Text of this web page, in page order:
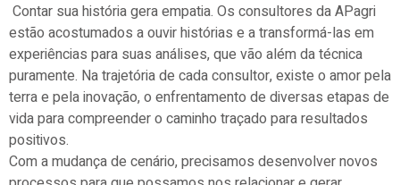
Contar sua história gera empatia. Os consultores da APagri
estão acostumados a ouvir histórias e a transformá-las em
experiências para suas análises, que vão além da técnica
puramente. Na trajetória de cada consultor, existe o amor pela
terra e pela inovação, o enfrentamento de diversas etapas de
vida para compreender o caminho traçado para resultados
positivos.
Com a mudança de cenário, precisamos desenvolver novos